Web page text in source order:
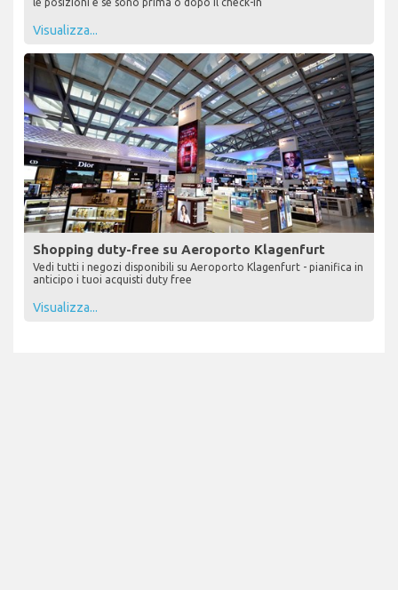
le posizioni e se sono prima o dopo il check-in
Visualizza...
Shopping duty-free su Aeroporto Klagenfurt
Vedi tutti i negozi disponibili su Aeroporto Klagenfurt - pianifica in
anticipo i tuoi acquisti duty free
Visualizza...